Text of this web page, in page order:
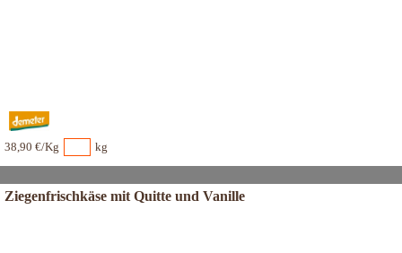
38,90 €/Kg kg
Ziegenfrischkäse mit Quitte und Vanille